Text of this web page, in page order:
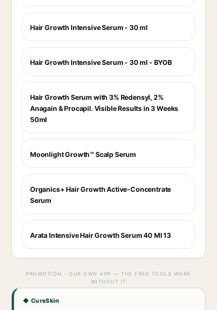
Hair Growth Intensive Serum - 30 ml
Hair Growth Intensive Serum - 30 ml - BYOB
Hair Growth Serum with 3% Redensyl, 2%
Anagain & Procapil. Visible Results in 3 Weeks
50ml
Moonlight Growth™ Scalp Serum
Organics+ Hair Growth Active-Concentrate
Serum
Arata Intensive Hair Growth Serum 40 Ml 13
PROMOTION · OUR OWN APP — THE FREE TOOLS WORK
WITHOUT IT
◆ CureSkin